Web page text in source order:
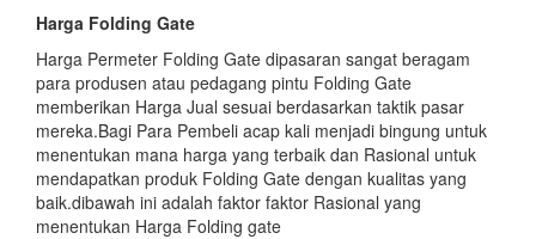
Harga Folding Gate
Harga Permeter Folding Gate dipasaran sangat beragam
para produsen atau pedagang pintu Folding Gate
memberikan Harga Jual sesuai berdasarkan taktik pasar
mereka.Bagi Para Pembeli acap kali menjadi bingung untuk
menentukan mana harga yang terbaik dan Rasional untuk
mendapatkan produk Folding Gate dengan kualitas yang
baik.dibawah ini adalah faktor faktor Rasional yang
menentukan Harga Folding gate